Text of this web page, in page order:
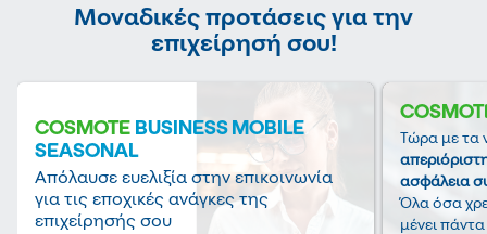
Moναδικές προτάσεις για την
επιχείρησή σου!
COSMOTE BUSINESS MOBILE
SEASONAL
Απόλαυσε ευελιξία στην επικοινωνία
για τις εποχικές ανάγκες της
επιχείρησής σου
Τώρα με τα
ασφάλεια
Όλα όσα
μένει